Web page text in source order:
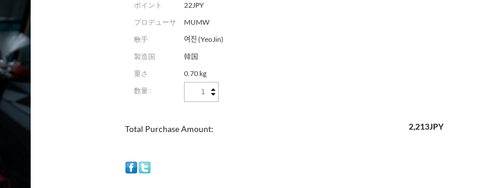
ポイント
22JPY
プロデューサ
ー
MUMW
歌手
여진 (YeoJin)
製造国
韓国
重さ
0.70 kg
数量 :
Total Purchase Amount: 2,213JPY